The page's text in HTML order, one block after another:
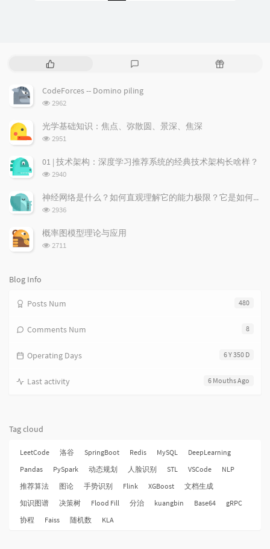
P
p
u
a
r
r
t
c
l
s
e
t
m
n
R
t
l
CodeForces -- Domino piling
浏
次
数:
2962
光学基础知识：焦点、弥散圆、景深、焦深
浏
次
数:
2951
01 | 技术架构：深度学习推荐系统的经典技术架构长啥样？
浏
次
数:
2940
神经网络是什么？如何直观理解它的能力极限？它是如何无限逼近真理？
浏
次
数:
2936
概率图模型理论与应用
浏
2711
Blog Info
480
Posts Num
8
Comments Num
6 Y 350 D
Operating Days
6 Mouths Ago
Last activity
Tag cloud
LeetCode 洛谷 SpringBoot Redis MySQL
DeepLearning
Pandas
PySpark 动态规划 人脸识别 STL VSCode
NLP
推荐算法
图论 手势识别 Flink XGBoost
文档生成
知识图谱
决策树 Flood Fill 分治 kuangbin Base64
gRPC
协程
Faiss 随机数 KLA